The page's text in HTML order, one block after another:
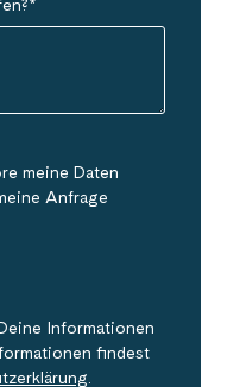
*
meine Daten
Anfrage
Informationen
findest